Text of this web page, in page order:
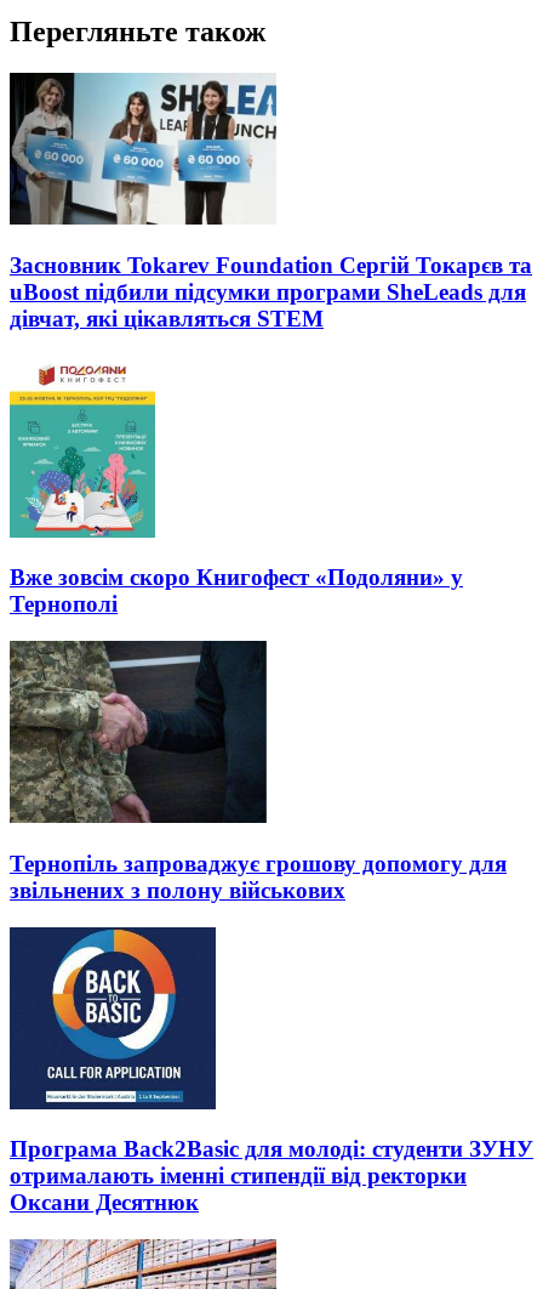
Перегляньте також
Засновник Tokarev Foundation Сергій Токарєв та
uBoost підбили підсумки програми SheLeads для
дівчат, які цікавляться STEM
Вже зовсім скоро Книгофест «Подоляни» у
Тернополі
Тернопіль запроваджує грошову допомогу для
звільнених з полону військових
Програма Back2Basic для молоді: студенти ЗУНУ
отрималають іменні стипендії від ректорки
Оксани Десятнюк